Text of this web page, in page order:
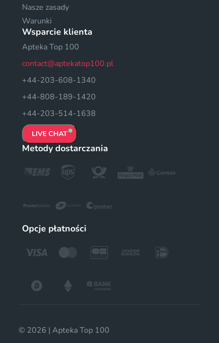
Nasze zasady
Warunki
Wsparcie klienta
Apteka Top 100
contact@aptekatop100.pl
+44-203-608-1340
+44-808-189-1420
+44-203-514-1638
LIVE CHAT
Metody dostarczania
Opcje płatności
© 2026 | Apteka Top 100